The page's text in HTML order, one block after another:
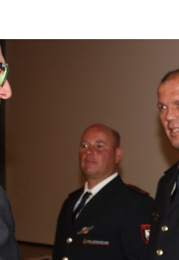
2020 ] Selbständigen und freien
2020 ]
Nützliche Informationen für
2020 ]
Wichtige Informationen über das
für Beschäftigte und Unternehmen
2019 ]
Der Mitarbeiter*in als Kraft